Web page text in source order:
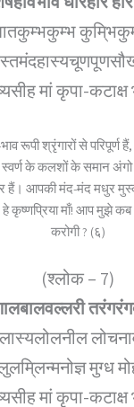
मां कृपा-
रूपी श्रृंगारों से परिपूर्ण
के कलशों के समान अंगो
हैं। आपकी मंद-मंद मधुर
कृष्णप्रिया माँ! आप मुझे कब
करोगी ? (६)
(श्लोक – 7)
मुग्ध
मां कृपा-